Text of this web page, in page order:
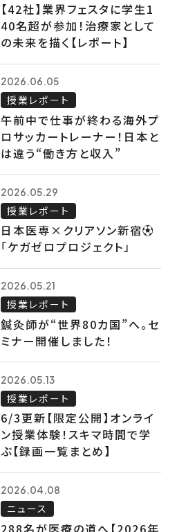
【42社】業界フェスタに学生1
40名超が参加！治療家として
の未来を描く【レポート】
2026.06.05
授業レポート
午前中で仕事が終わる海外プ
ロサッカートレーナー！日本と
は違う“働き方と収入”
2026.05.29
授業レポート
日本医専×クリアソン新宿⚽
「ケガゼロプロジェクト」
2026.05.21
授業レポート
鍼灸師が“世界80カ国”へ。セ
ミナー開催しました！
2026.05.13
授業レポート
6/3更新【限定公開】オンライ
ン授業体験！スキマ時間で学
ぶ【録画一覧まとめ】
2026.04.08
ニュース
288名が医療の道へ【2026年